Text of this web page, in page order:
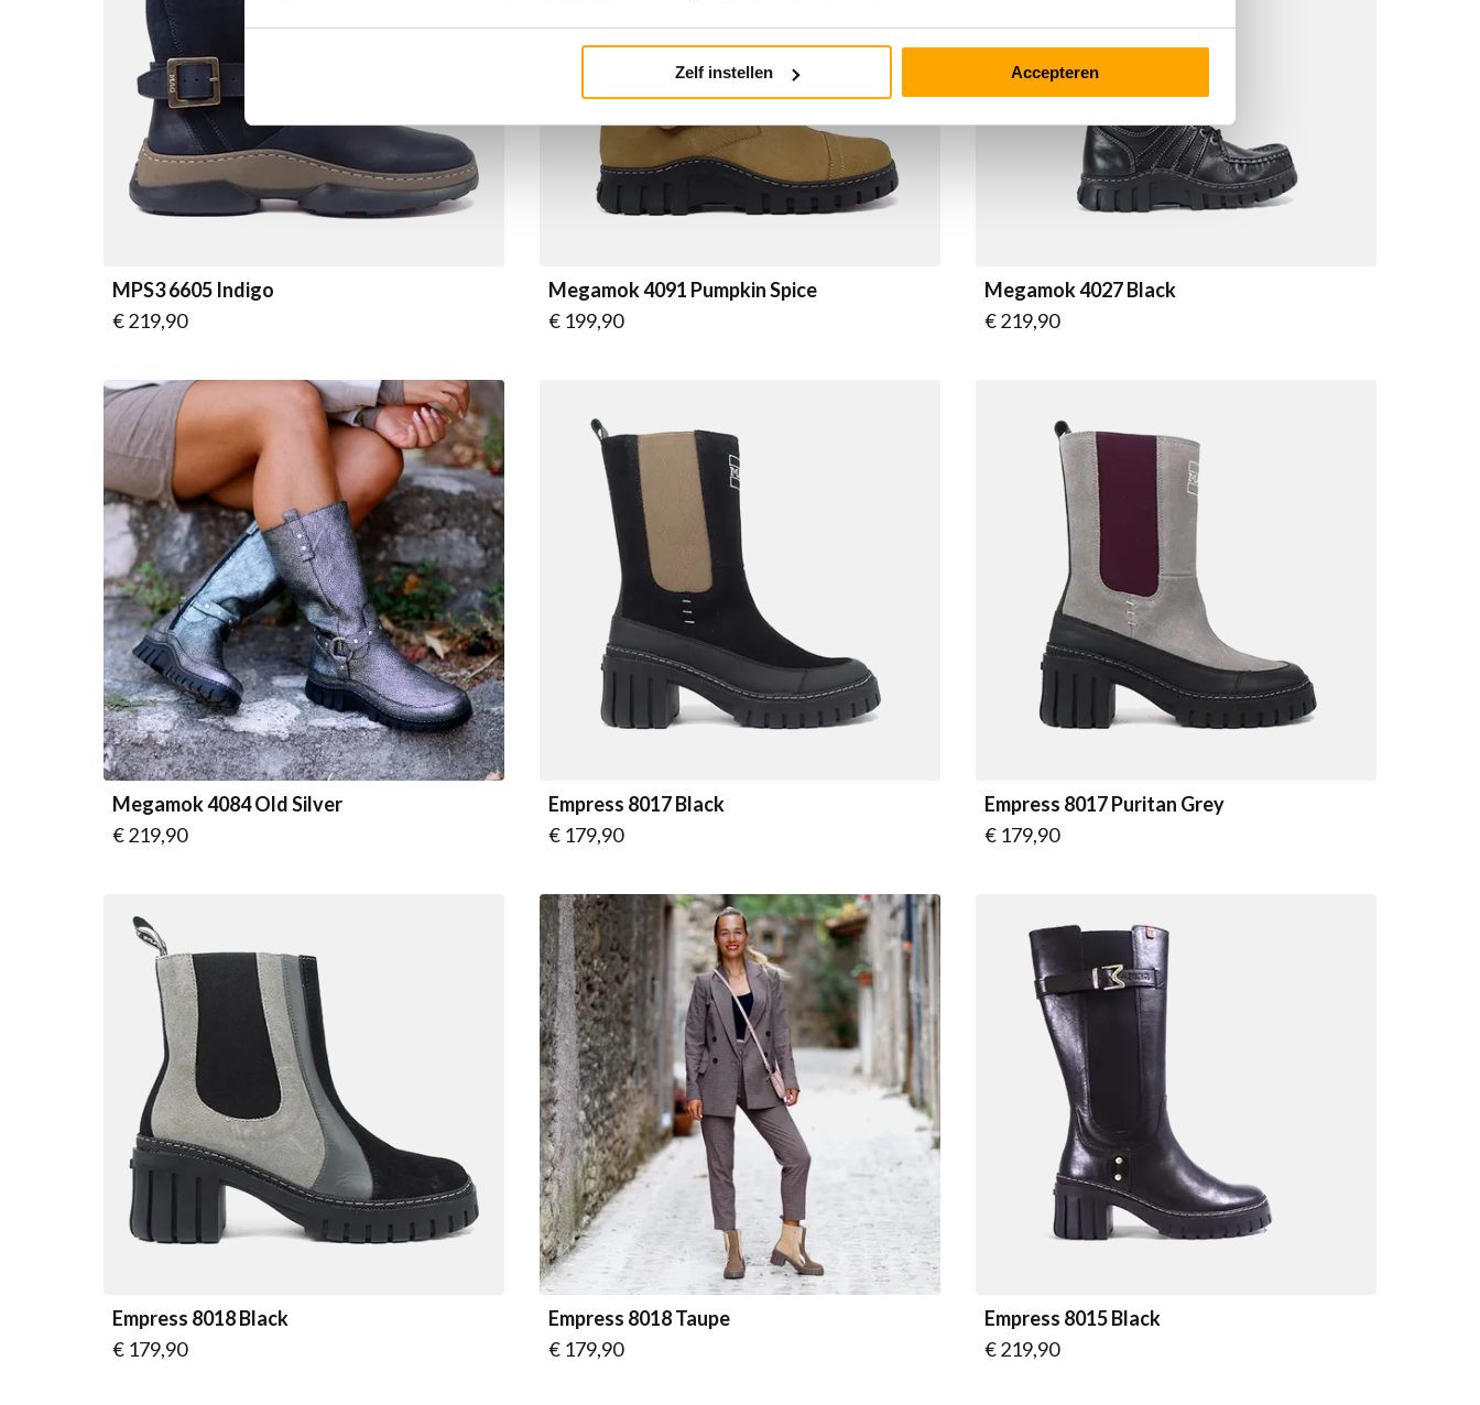
Zelf instellen Accepteren
MPS3 6605 Indigo
Vanaf
€ 219,90
Megamok 4091 Pumpkin Spice
Vanaf
€ 199,90
Megamok 4027 Black
Vanaf
€ 219,90
Megamok 4084 Old Silver
Vanaf
€ 219,90
Empress 8017 Black
Vanaf
€ 179,90
Empress 8017 Puritan Grey
Vanaf
€ 179,90
Empress 8018 Black
Vanaf
€ 179,90
Empress 8018 Taupe
Vanaf
€ 179,90
Empress 8015 Black
Vanaf
€ 219,90